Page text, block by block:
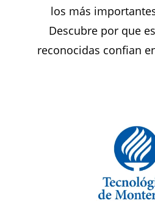
los más
Descubre por que
reconocidas confian